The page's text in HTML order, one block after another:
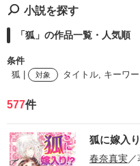
小説を探す
「狐」の作品一覧・人気順
条件
狐 |
対象 タイトル, キーワ
検索ワード
577件
狐に嫁入
春奈真実／